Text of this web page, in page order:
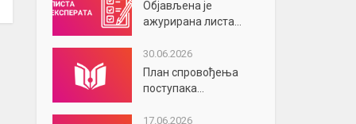
Објављена је
ажурирана листа...
30.06.2026
План спровођења
поступака...
17.06.2026